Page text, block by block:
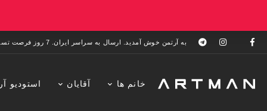
به آرتمن خوش آمدید. ارسال به سراسر ایران. 7 روز فرصت تست در منزل. 1 سال خدمات پس از فروش.
خانم ها آقایان استودیو